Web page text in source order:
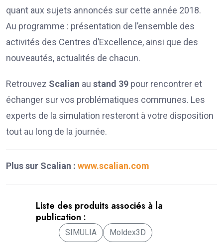
quant aux sujets annoncés sur cette année 2018.
Au programme : présentation de l’ensemble des
activités des Centres d’Excellence, ainsi que des
nouveautés, actualités de chacun.
Retrouvez Scalian au stand 39 pour rencontrer et
échanger sur vos problématiques communes. Les
experts de la simulation resteront à votre disposition
tout au long de la journée.
Plus sur Scalian : www.scalian.com
Liste des produits associés à la
publication :
SIMULIA Moldex3D